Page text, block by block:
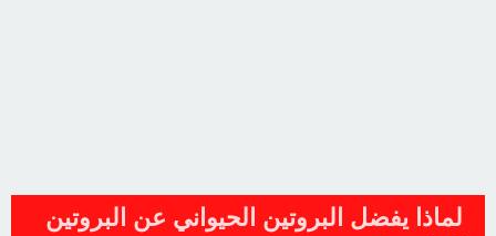
لماذا يفضل البروتين الحيواني عن البروتين